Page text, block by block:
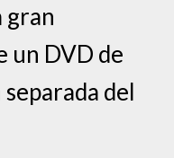
gran
un DVD de
del